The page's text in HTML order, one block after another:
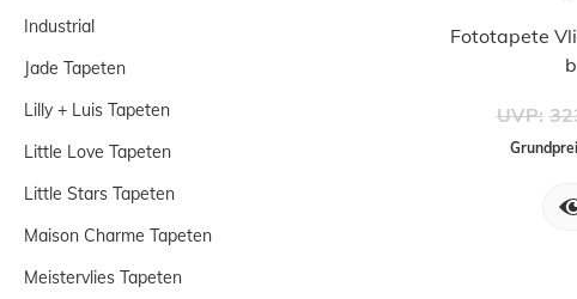
Meistervlies Tapeten
Little Stars Tapeten
Industrial
Little Love Tapeten
Maison Charme Tapeten
Jade Tapeten
Lilly + Luis Tapeten
Fototapete
UVP: